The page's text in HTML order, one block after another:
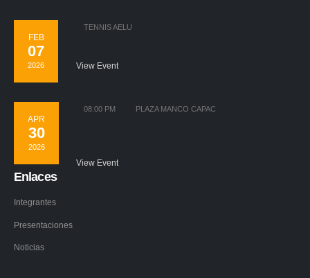
FEB
07
2026
TENNIS AELU
View Event
APR
30
2026
08:00 PM PLAZA MANCO CAPAC
View Event
Enlaces
Integrantes
Presentaciones
Noticias